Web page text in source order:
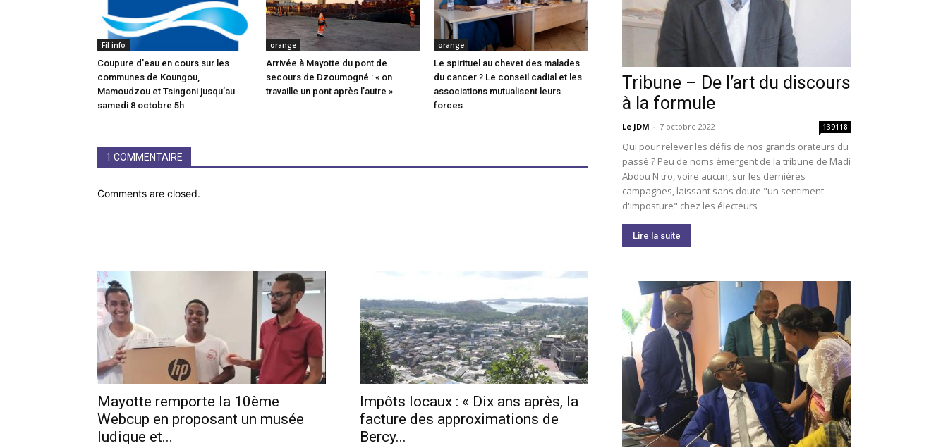
Fil info
Coupure d’eau en cours sur les
communes de Koungou,
Mamoudzou et Tsingoni jusqu’au
samedi 8 octobre 5h
orange
Arrivée à Mayotte du pont de
secours de Dzoumogné : « on
travaille un pont après l’autre »
orange
Le spirituel au chevet des malades
du cancer ? Le conseil cadial et les
associations mutualisent leurs
forces
1 COMMENTAIRE
Comments are closed.
Mayotte remporte la 10ème
Webcup en proposant un musée
ludique et...
Impôts locaux : « Dix ans après, la
facture des approximations de
Bercy...
Tribune – De l’art du discours
à la formule
Le JDM - 7 octobre 2022 139118
Qui pour relever les défis de nos grands orateurs du
passé ? Peu de noms émergent de la tribune de Madi
Abdou N'tro, voire aucun, sur les dernières
campagnes, laissant sans doute "un sentiment
d'imposture" chez les électeurs
Lire la suite